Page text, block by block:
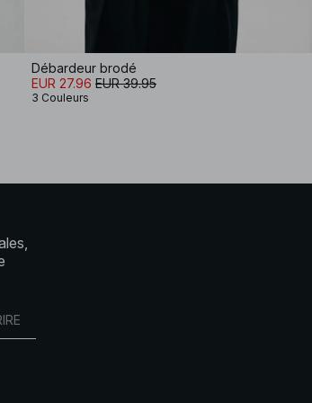
Débardeur brodé
EUR 27.96 EUR 39.95
3 Couleurs